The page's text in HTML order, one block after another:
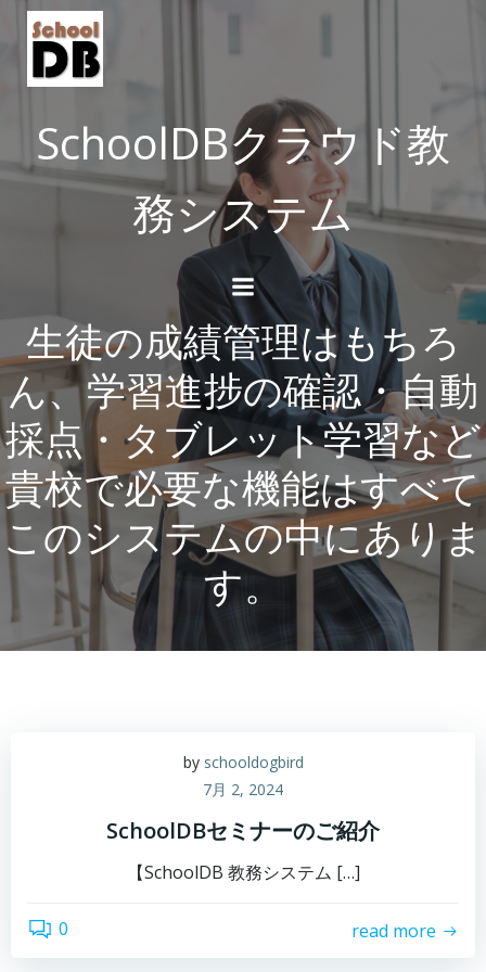
ツ
へ
ス
キ
ッ
SchoolDBクラウド教
務システム
生徒の成績管理はもちろ
ん、学習進捗の確認・自動
採点・タブレット学習など
貴校で必要な機能はすべて
このシステムの中にありま
す。
by schooldogbird
7月 2, 2024
SchoolDBセミナーのご紹介
【SchoolDB 教務システム […]
0 read more